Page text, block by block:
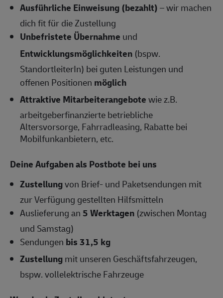
Ausführliche Einweisung (bezahlt)– wir machen
dich fit für die Zustellung
Unbefristete Übernahme und
Entwicklungsmöglichkeiten (bspw.
StandortleiterIn) bei guten Leistungen und
offenen Positionen möglich
Attraktive Mitarbeiterangebotewie z.B.
arbeitgeberfinanzierte betriebliche
Altersvorsorge, Fahrradleasing, Rabatte bei
Mobilfunkanbietern, etc.
Deine Aufgaben als Postbote bei uns
Zustellungvon Brief- und Paketsendungen mit
zur Verfügung gestellten Hilfsmitteln
Auslieferung an5 Werktagen (zwischen Montag
und Samstag)
Sendungen bis 31,5 kg
Zustellungmit unseren Geschäftsfahrzeugen,
bspw. vollelektrische Fahrzeuge